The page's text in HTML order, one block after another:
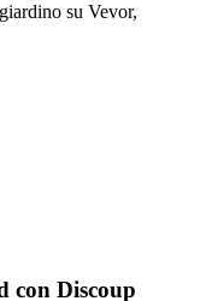
su Vevor,
con Discoup